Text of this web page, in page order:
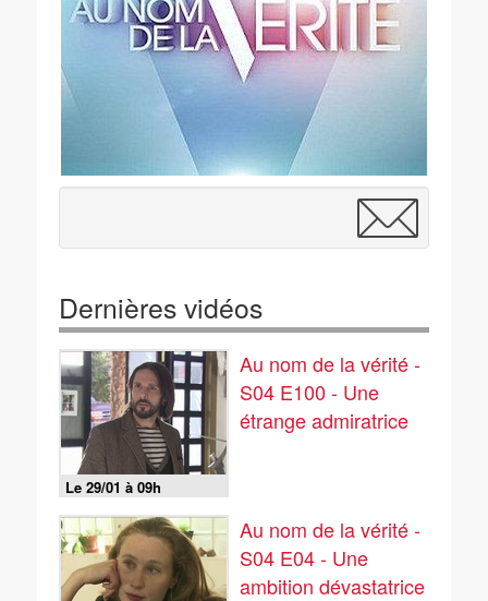
Dernières vidéos
Le 29/01 à 09h
Au nom de la vérité -
S04 E100 - Une
étrange admiratrice
Au nom de la vérité -
S04 E04 - Une
ambition dévastatrice